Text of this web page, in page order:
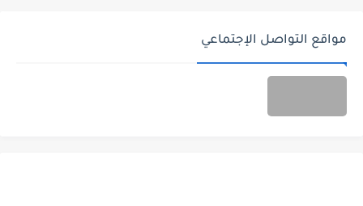
مواقع التواصل الإجتماعي